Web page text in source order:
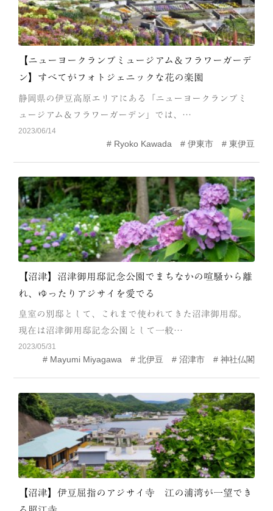
【ニューヨークランプミュージアム＆フラワーガーデ
ン】すべてがフォトジェニックな花の楽園
静岡県の伊豆高原エリアにある「ニューヨークランプミ
ュージアム＆フラワーガーデン」では、…
2023/06/14
Ryoko Kawada 伊東市 東伊豆
【沼津】沼津御用邸記念公園でまちなかの喧騒から離
れ、ゆったりアジサイを愛でる
皇室の別邸として、これまで使われてきた沼津御用邸。
現在は沼津御用邸記念公園として一般…
2023/05/31
Mayumi Miyagawa 北伊豆 沼津市 神社仏閣
【沼津】伊豆屈指のアジサイ寺 江の浦湾が一望でき